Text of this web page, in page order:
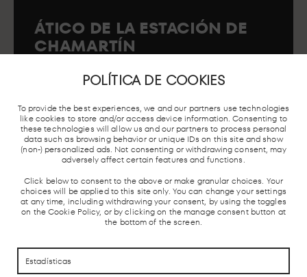
POLÍTICA DE COOKIES
To provide the best experiences, we and our partners use technologies
like cookies to store and/or access device information. Consenting to
these technologies will allow us and our partners to process personal
data such as browsing behavior or unique IDs on this site and show
(non-) personalized ads. Not consenting or withdrawing consent, may
adversely affect certain features and functions.
Click below to consent to the above or make granular choices. Your
choices will be applied to this site only. You can change your settings
at any time, including withdrawing your consent, by using the toggles
on the Cookie Policy, or by clicking on the manage consent button at
the bottom of the screen.
Estadísticas
ÁTICO DE LA ESTACIÓN DE
CHAMARTÍN
28036 Madrid.
METRO DE
MADRID
TREN
CERCANÍAS
Y AVE
ESTACIÓN
AUTOBUSES
PARADA
TAXIS
CÓMO LLEGAR
CÓMO LLEGAR